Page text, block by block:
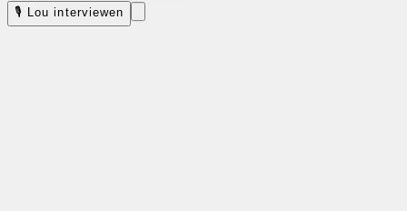
🎙 Lou interviewen